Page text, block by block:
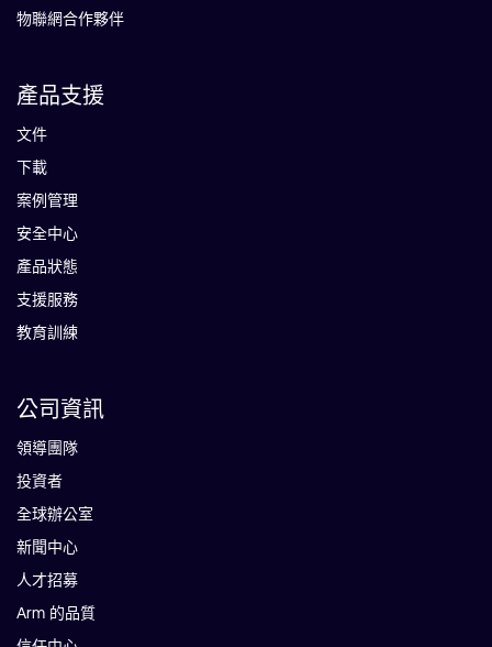
物聯網合作夥伴
產品支援
文件
下載
案例管理
安全中心
產品狀態
支援服務
教育訓練
公司資訊
領導團隊
投資者
全球辦公室
新聞中心
人才招募
Arm 的品質